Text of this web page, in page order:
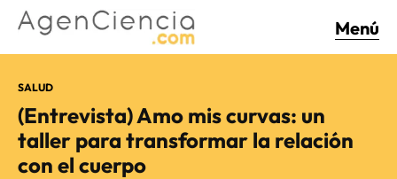
Menú
SALUD
(Entrevista) Amo mis curvas: un
taller para transformar la relación
con el cuerpo